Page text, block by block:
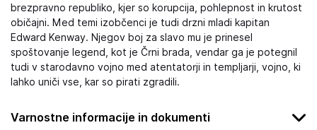
brezpravno republiko, kjer so korupcija, pohlepnost in krutost
običajni. Med temi izobčenci je tudi drzni mladi kapitan
Edward Kenway. Njegov boj za slavo mu je prinesel
spoštovanje legend, kot je Črni brada, vendar ga je potegnil
tudi v starodavno vojno med atentatorji in templjarji, vojno, ki
lahko uniči vse, kar so pirati zgradili.
Varnostne informacije in dokumenti